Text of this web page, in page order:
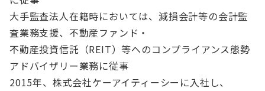
大手監査法人在籍時においては、減損会計等の会計監
査業務支援、不動産ファンド・
不動産投資信託（REIT）等へのコンプライアンス態勢
アドバイザリー業務に従事
2015年、株式会社ケーアイティーシーに入社し、